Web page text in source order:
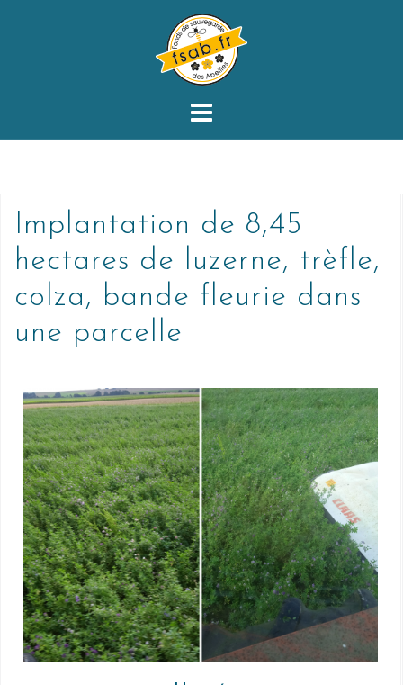
Implantation de 8,45
hectares de luzerne, trèfle,
colza, bande fleurie dans
une parcelle